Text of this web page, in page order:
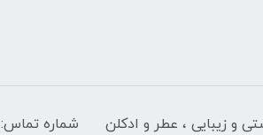
و زیبایی ، عطر و ادکلن شماره تماس: